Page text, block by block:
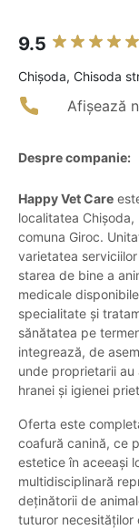
9.5
Chişoda, Chisoda
Afișează
Despre companie:
Happy Vet Care
localitatea
comuna Giroc.
varietatea
starea de bine a
medicale
specialitate și
sănătatea pe
integrează, de
unde proprietarii
hranei și igienei
Oferta este
coafură canină, ce
estetice în aceeași
multidisciplinară
deținătorii de
tuturor necesităților